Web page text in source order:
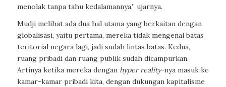
menolak tanpa tahu kedalamannya,” ujarnya.
Mudji melihat ada dua hal utama yang berkaitan dengan
globalisasi, yaitu pertama, mereka tidak mengenal batas
teritorial negara lagi, jadi sudah lintas batas. Kedua,
ruang pribadi dan ruang publik sudah dicampurkan.
Artinya ketika mereka dengan hyper reality-nya masuk ke
kamar-kamar pribadi kita, dengan dukungan kapitalisme